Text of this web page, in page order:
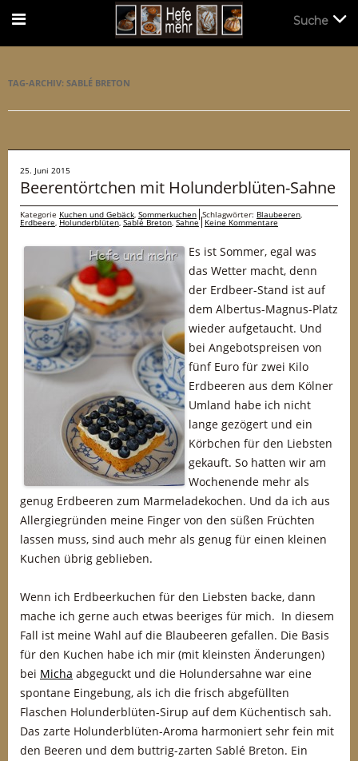
TAG-ARCHIV: SABLÉ BRETON
25. Juni 2015
Beerentörtchen mit Holunderblüten-Sahne
Kategorie Kuchen und Gebäck, Sommerkuchen Schlagwörter: Blaubeeren,
Erdbeere, Holunderblüten,Sablé Breton,Sahne Keine Kommentare
Es ist Sommer, egal was
das Wetter macht, denn
der Erdbeer-Stand ist auf
dem Albertus-Magnus-Platz
wieder aufgetaucht. Und
bei Angebotspreisen von
fünf Euro für zwei Kilo
Erdbeeren aus dem Kölner
Umland habe ich nicht
lange gezögert und ein
Körbchen für den Liebsten
gekauft. So hatten wir am
Wochenende mehr als
genug Erdbeeren zum Marmeladekochen. Und da ich aus
Allergiegründen meine Finger von den süßen Früchten
lassen muss, sind auch mehr als genug für einen kleinen
Kuchen übrig geblieben.
Wenn ich Erdbeerkuchen für den Liebsten backe, dann
mache ich gerne auch etwas beeriges für mich. In diesem
Fall ist meine Wahl auf die Blaubeeren gefallen. Die Basis
für den Kuchen habe ich mir (mit kleinsten Änderungen)
bei Micha abgeguckt und die Holundersahne war eine
spontane Eingebung, als ich die frisch abgefüllten
Flaschen Holunderblüten-Sirup auf dem Küchentisch sah.
Das zarte Holunderblüten-Aroma harmoniert sehr fein mit
den Beeren und dem buttrig-zarten Sablé Breton. Ein
Suche
Suche